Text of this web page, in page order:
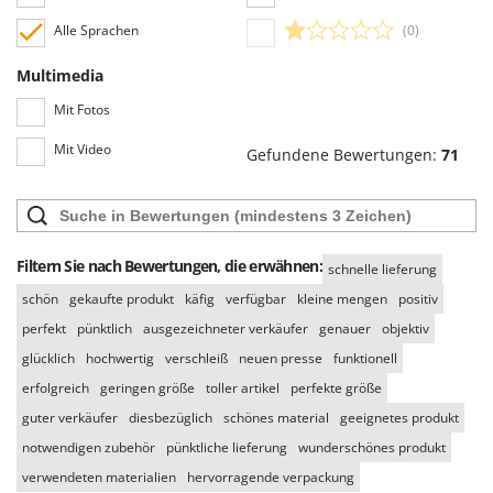
N
New O.M.R.A.
Nilfisk
Novatec
NuAir
NuovaFac
O
Officine Savioli
Oliviero
Olix
OMA
Alle Sprachen
Multimedia
Mit Fotos
Mit Video
(0)
Gefundene Bewertungen: 71
Filtern Sie nach Bewertungen, die erwähnen: schnelle lieferung
schön gekaufte produkt käfig verfügbar kleine mengen
positiv
perfekt
pünktlich ausgezeichneter verkäufer genauer objektiv
glücklich
hochwertig verschleiß neuen presse
funktionell
erfolgreich geringen größe toller artikel
perfekte größe
guter verkäufer diesbezüglich schönes material
geeignetes produkt
notwendigen zubehör
pünktliche lieferung wunderschönes produkt
verwendeten materialien
hervorragende verpackung